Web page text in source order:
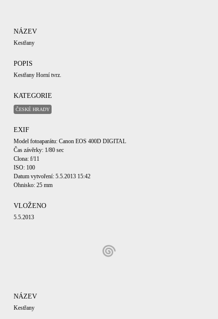
NÁZEV
Kestřany
POPIS
Kestřany Horní tvrz.
KATEGORIE
ČESKÉ HRADY
EXIF
Model fotoaparátu: Canon EOS 400D DIGITAL
Čas závěrky: 1/80 sec
Clona: f/11
ISO: 100
Datum vytvoření: 5.5.2013 15:42
Ohnisko: 25 mm
VLOŽENO
5.5.2013
NÁZEV
Kestřany